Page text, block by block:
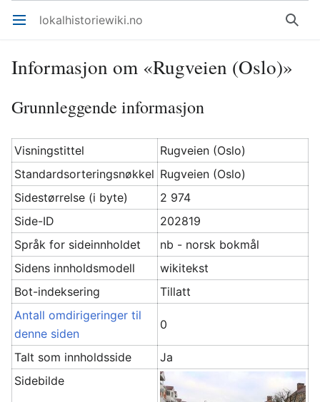
Åpne hovedmenyen lokalhistoriewiki.no Søk
Informasjon om «Rugveien (Oslo)»
Grunnleggende informasjon
Visningstittel
Rugveien (Oslo)
Standardsorteringsnøkkel Rugveien (Oslo)
Sidestørrelse (i byte)
2 974
Side-ID
202819
Språk for sideinnholdet
nb - norsk bokmål
Sidens innholdsmodell
wikitekst
Bot-indeksering
Tillatt
Antall omdirigeringer til
denne siden
0
Talt som innholdsside
Ja
Sidebilde